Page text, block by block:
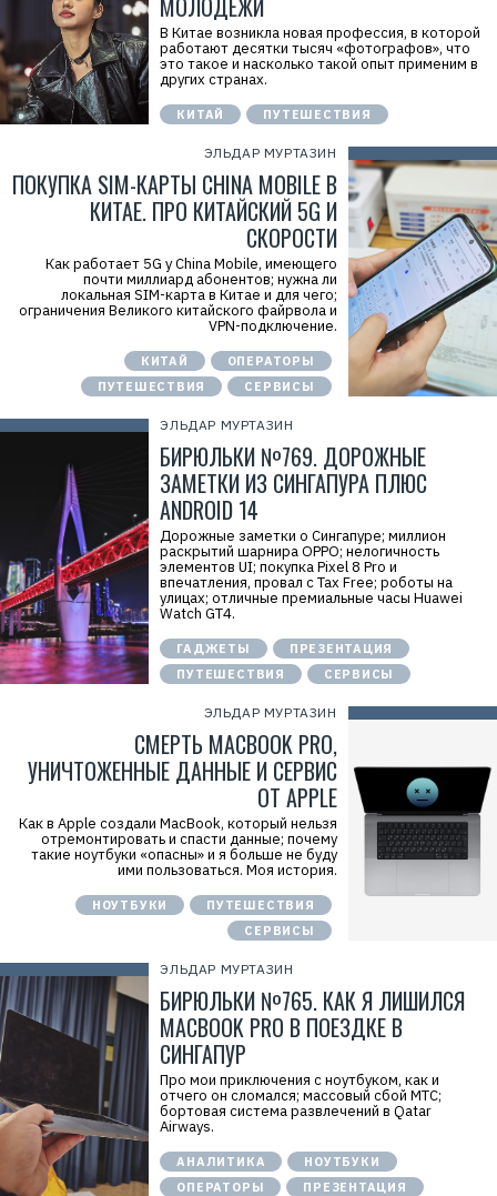
МОЛОДЕЖИ
В Китае возникла новая профессия, в которой
работают десятки тысяч «фотографов», что
это такое и насколько такой опыт применим в
других странах.
КИТАЙ ПУТЕШЕСТВИЯ
ЭЛЬДАР МУРТАЗИН
ПОКУПКА SIM-КАРТЫ CHINA MOBILE В
КИТАЕ. ПРО КИТАЙСКИЙ 5G И
СКОРОСТИ
Как работает 5G у China Mobile, имеющего
почти миллиард абонентов; нужна ли
локальная SIM-карта в Китае и для чего;
ограничения Великого китайского файрвола и
VPN-подключение.
КИТАЙ
ОПЕРАТОРЫ
ПУТЕШЕСТВИЯ
СЕРВИСЫ
ЭЛЬДАР МУРТАЗИН
БИРЮЛЬКИ №769. ДОРОЖНЫЕ
ЗАМЕТКИ ИЗ СИНГАПУРА ПЛЮС
ANDROID 14
Дорожные заметки о Сингапуре; миллион
раскрытий шарнира OPPO; нелогичность
элементов UI; покупка Pixel 8 Pro и
впечатления, провал с Tax Free; роботы на
улицах; отличные премиальные часы Huawei
Watch GT4.
ГАДЖЕТЫ
ПРЕЗЕНТАЦИЯ
ПУТЕШЕСТВИЯ
СЕРВИСЫ
ЭЛЬДАР МУРТАЗИН
СМЕРТЬ MACBOOK PRO,
УНИЧТОЖЕННЫЕ ДАННЫЕ И СЕРВИС
ОТ APPLE
Как в Apple создали MacBook, который нельзя
отремонтировать и спасти данные; почему
такие ноутбуки «опасны» и я больше не буду
ими пользоваться. Моя история.
НОУТБУКИ
ПУТЕШЕСТВИЯ
СЕРВИСЫ
ЭЛЬДАР МУРТАЗИН
БИРЮЛЬКИ №765. КАК Я ЛИШИЛСЯ
MACBOOK PRO В ПОЕЗДКЕ В
СИНГАПУР
Про мои приключения с ноутбуком, как и
отчего он сломался; массовый сбой МТС;
бортовая система развлечений в Qatar
Airways.
АНАЛИТИКА
НОУТБУКИ
ОПЕРАТОРЫ
ПРЕЗЕНТАЦИЯ